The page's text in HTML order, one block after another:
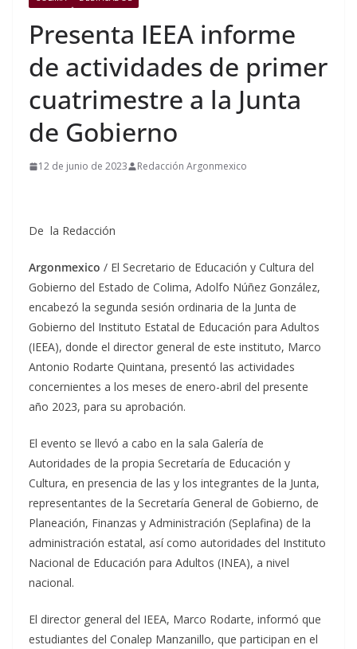
Presenta IEEA informe
de actividades de primer
cuatrimestre a la Junta
de Gobierno
12 de junio de 2023 Redacción Argonmexico
De la Redacción
Argonmexico / El Secretario de Educación y Cultura del
Gobierno del Estado de Colima, Adolfo Núñez González,
encabezó la segunda sesión ordinaria de la Junta de
Gobierno del Instituto Estatal de Educación para Adultos
(IEEA), donde el director general de este instituto, Marco
Antonio Rodarte Quintana, presentó las actividades
concernientes a los meses de enero-abril del presente
año 2023, para su aprobación.
El evento se llevó a cabo en la sala Galería de
Autoridades de la propia Secretaría de Educación y
Cultura, en presencia de las y los integrantes de la Junta,
representantes de la Secretaría General de Gobierno, de
Planeación, Finanzas y Administración (Seplafina) de la
administración estatal, así como autoridades del Instituto
Nacional de Educación para Adultos (INEA), a nivel
nacional.
El director general del IEEA, Marco Rodarte, informó que
estudiantes del Conalep Manzanillo, que participan en el